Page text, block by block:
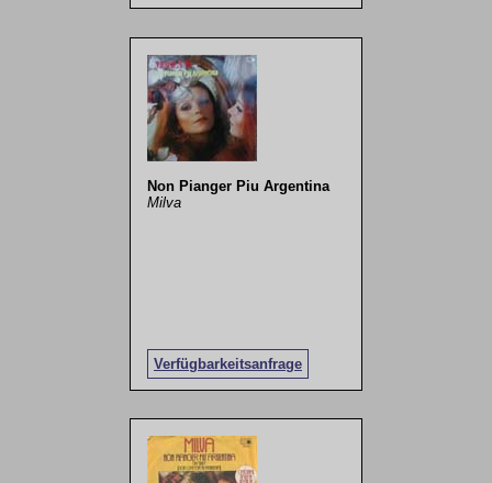
Non Pianger Piu Argentina
Milva
Verfügbarkeitsanfrage